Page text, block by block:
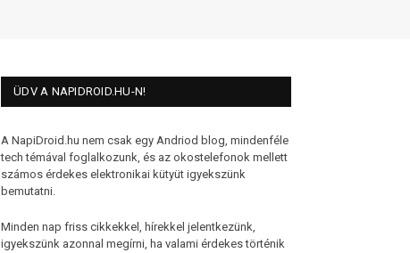
ÜDV A NAPIDROID.HU-N!
A NapiDroid.hu nem csak egy Andriod blog, mindenféle
tech témával foglalkozunk, és az okostelefonok mellett
számos érdekes elektronikai kütyüt igyekszünk
bemutatni.
Minden nap friss cikkekkel, hírekkel jelentkezünk,
igyekszünk azonnal megírni, ha valami érdekes történik